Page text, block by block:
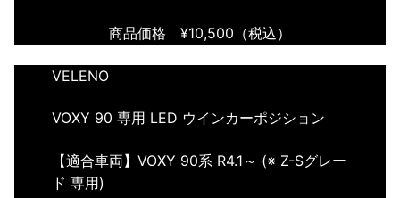
商品価格 ¥10,500 （税込）
VELENO
VOXY 90 専用 LED ウインカーポジション
【適合車両】VOXY 90系 R4.1～ (※ Z-Sグレー
ド 専用)